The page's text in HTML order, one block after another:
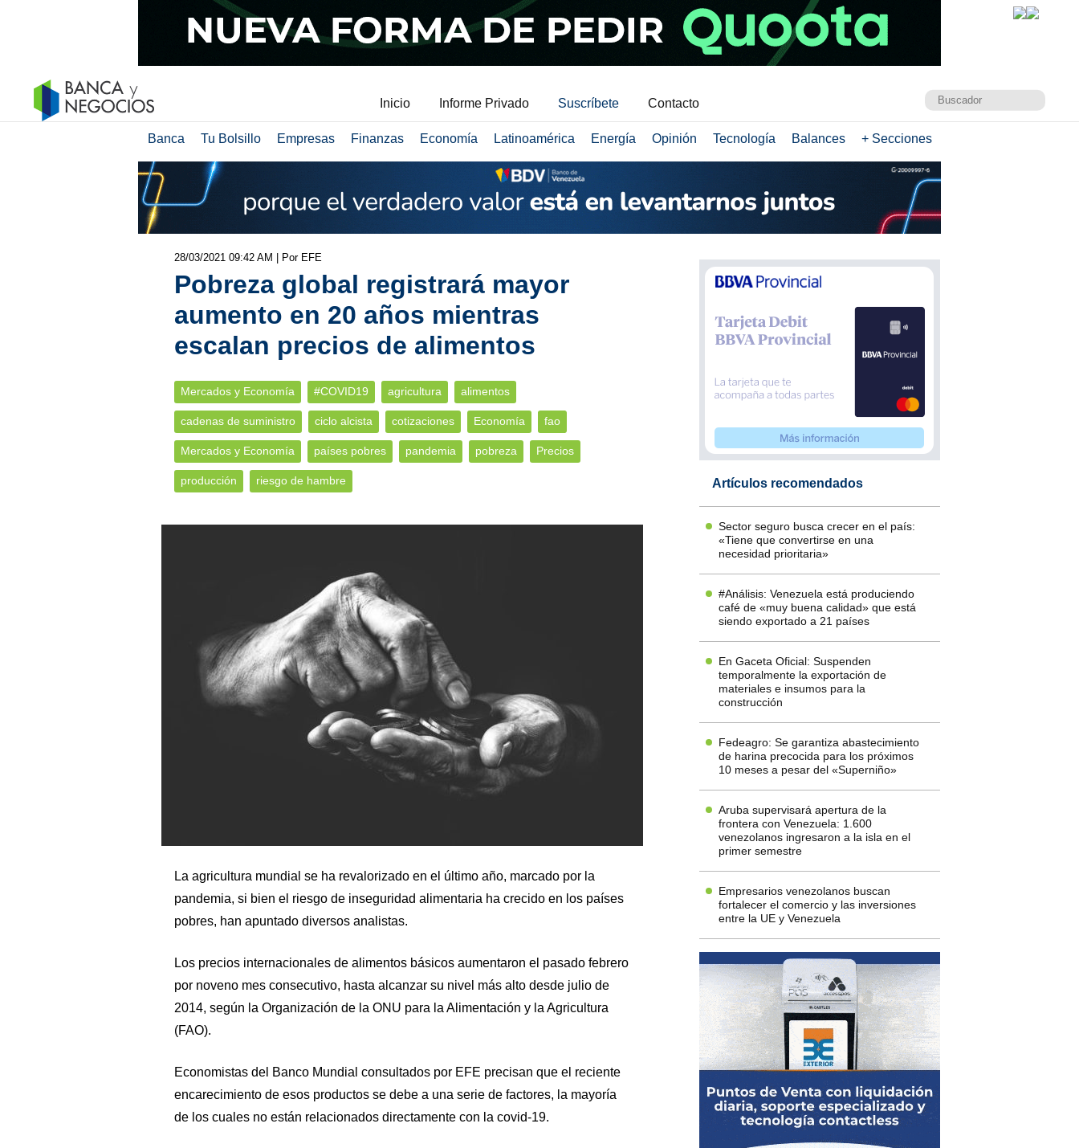
Inicio Informe Privado Suscríbete Contacto
Banca Tu Bolsillo Empresas Finanzas Economía Latinoamérica Energía Opinión Tecnología Balances + Secciones
28/03/2021 09:42 AM | Por EFE
Pobreza global registrará mayor
aumento en 20 años mientras
escalan precios de alimentos
Mercados y Economía #COVID19 agricultura alimentos
cadenas de suministro ciclo alcista cotizaciones Economía fao
Mercados y Economía países pobres pandemia pobreza Precios
producción riesgo de hambre
La agricultura mundial se ha revalorizado en el último año, marcado por la
pandemia, si bien el riesgo de inseguridad alimentaria ha crecido en los países
pobres, han apuntado diversos analistas.
Los precios internacionales de alimentos básicos aumentaron el pasado febrero
por noveno mes consecutivo, hasta alcanzar su nivel más alto desde julio de
2014, según la Organización de la ONU para la Alimentación y la Agricultura
(FAO).
Economistas del Banco Mundial consultados por EFE precisan que el reciente
encarecimiento de esos productos se debe a una serie de factores, la mayoría
de los cuales no están relacionados directamente con la covid-19.
Artículos recomendados
Sector seguro busca crecer en el país:
«Tiene que convertirse en una
necesidad prioritaria»
#Análisis: Venezuela está produciendo
café de «muy buena calidad» que está
siendo exportado a 21 países
En Gaceta Oficial: Suspenden
temporalmente la exportación de
materiales e insumos para la
construcción
Fedeagro: Se garantiza abastecimiento
de harina precocida para los próximos
10 meses a pesar del «Superniño»
Aruba supervisará apertura de la
frontera con Venezuela: 1.600
venezolanos ingresaron a la isla en el
primer semestre
Empresarios venezolanos buscan
fortalecer el comercio y las inversiones
entre la UE y Venezuela